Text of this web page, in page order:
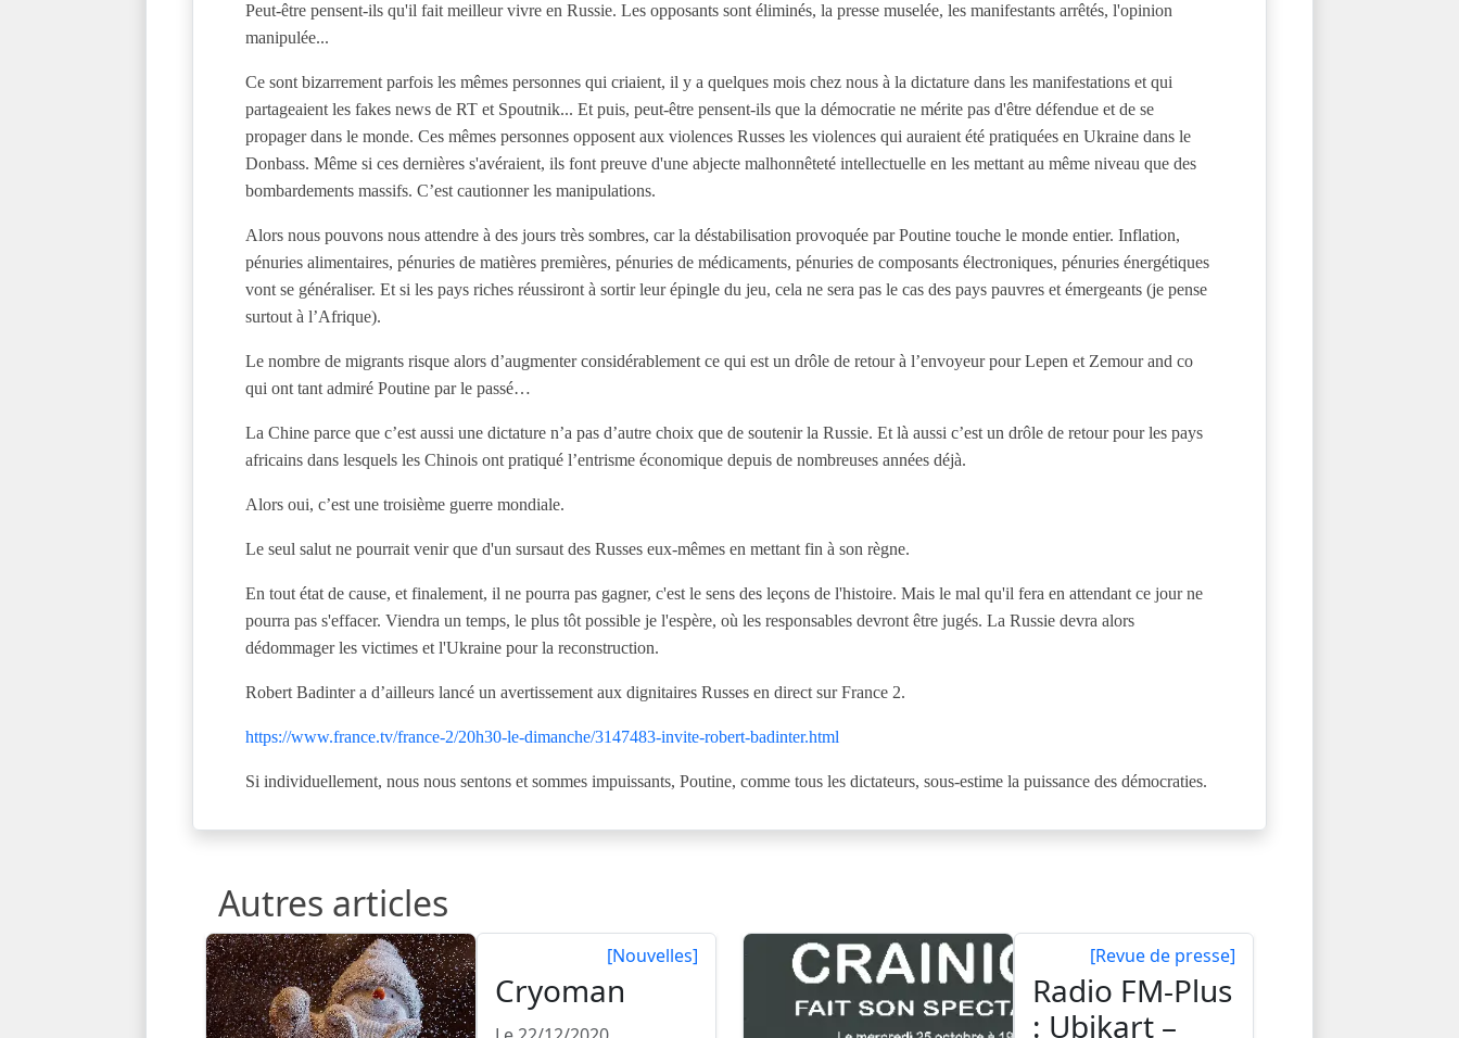
Peut-être pensent-ils qu'il fait meilleur vivre en Russie. Les opposants sont éliminés, la presse muselée, les manifestants arrêtés, l'opinion
manipulée...
Ce sont bizarrement parfois les mêmes personnes qui criaient, il y a quelques mois chez nous à la dictature dans les manifestations et qui
partageaient les fakes news de RT et Spoutnik... Et puis, peut-être pensent-ils que la démocratie ne mérite pas d'être défendue et de se
propager dans le monde. Ces mêmes personnes opposent aux violences Russes les violences qui auraient été pratiquées en Ukraine dans le
Donbass. Même si ces dernières s'avéraient, ils font preuve d'une abjecte malhonnêteté intellectuelle en les mettant au même niveau que des
bombardements massifs. C’est cautionner les manipulations.
Alors nous pouvons nous attendre à des jours très sombres, car ladéstabilisation provoquée par Poutine touche le monde entier. Inflation,
pénuries alimentaires, pénuries de matières premières, pénuries de médicaments, pénuries de composants électroniques, pénuries énergétiques
vont se généraliser. Et si les pays riches réussiront à sortir leur épingle du jeu, cela ne sera pas le cas des pays pauvres et émergeants (je pense
surtout à l’Afrique).
Le nombre de migrants risque alors d’augmenter considérablement ce qui est un drôle de retour à l’envoyeur pour Lepen et Zemour and co
qui ont tant admiré Poutine par le passé…
La Chine parce que c’est aussi une dictature n’a pas d’autre choix que de soutenir la Russie. Et là aussi c’est un drôle de retour pour les pays
africains dans lesquels les Chinois ont pratiqué l’entrisme économique depuis de nombreuses années déjà.
Alors oui, c’est une troisième guerre mondiale.
Le seul salut ne pourrait venir que d'un sursaut des Russes eux-mêmes en mettant fin à son règne.
En tout état de cause, et finalement, il ne pourra pas gagner, c'est le sens des leçons de l'histoire. Mais le mal qu'il fera en attendant ce jour ne
pourra pas s'effacer. Viendra un temps, le plus tôt possible je l'espère, où les responsables devront être jugés. La Russie devra alors
dédommager les victimes et l'Ukraine pour la reconstruction.
Robert Badinter a d’ailleurs lancé un avertissement aux dignitaires Russes en direct sur France 2.
https://www.france.tv/france-2/20h30-le-dimanche/3147483-invite-robert-badinter.html
Si individuellement, nous nous sentons et sommes impuissants, Poutine, comme tous les dictateurs, sous-estime la puissance des démocraties.
Autres articles
[Nouvelles]
Cryoman
[Revue de presse]
Radio FM-Plus
: Ubikart –